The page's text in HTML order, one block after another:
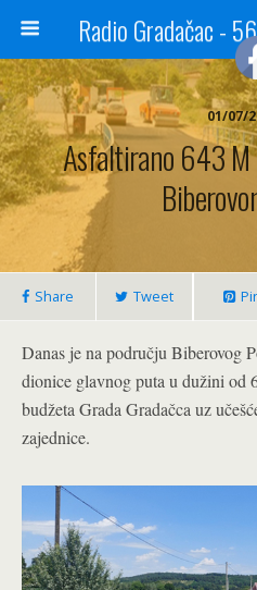
01/07/
Asfaltirano 643 M
Share Tweet
Danas je na području Biberovog
dionice glavnog puta u dužini od
budžeta Grada Gradačca uz
zajednice.